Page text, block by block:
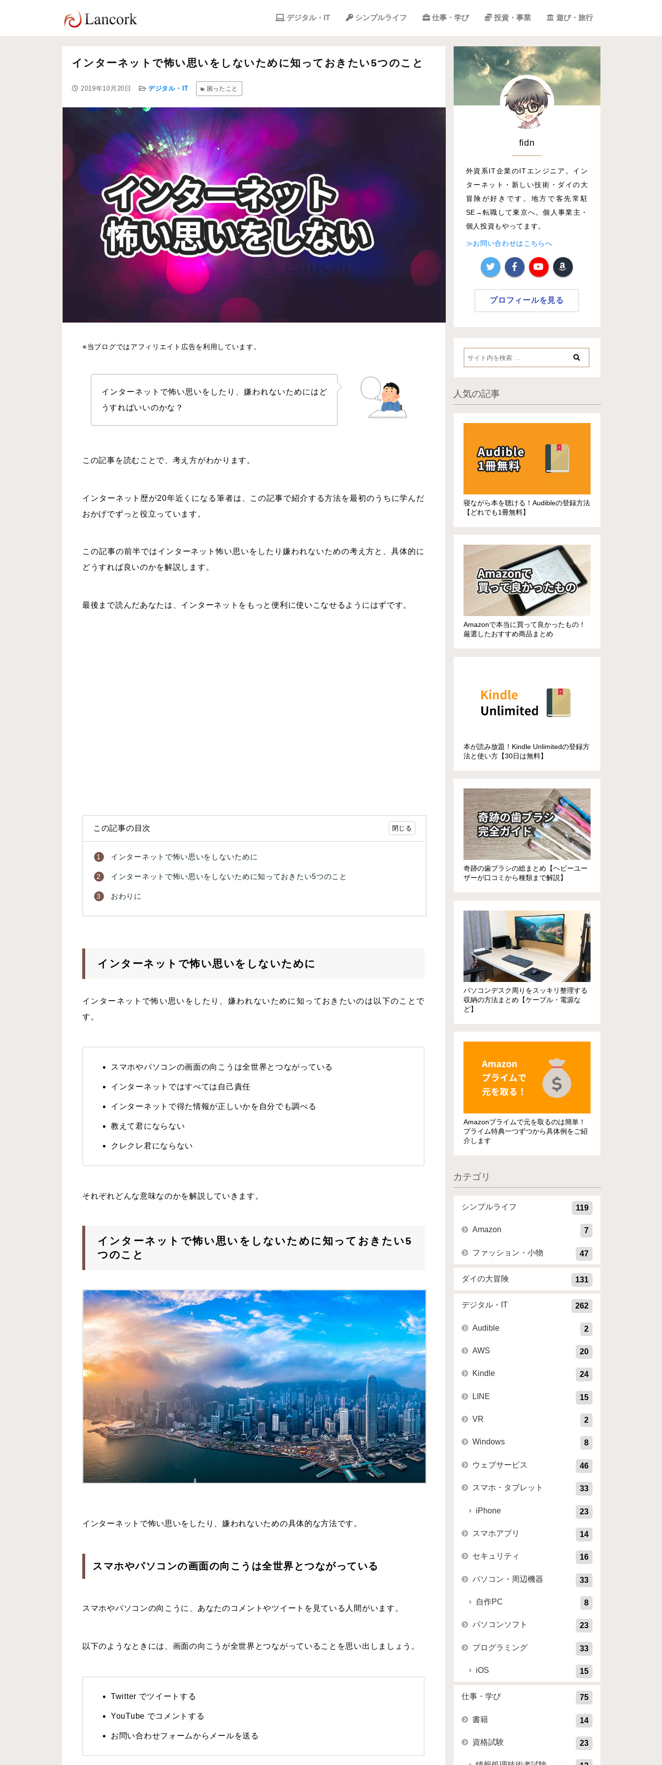
デジタル・IT シンプルライフ 仕事・学び 投資・事業 遊び・旅行
インターネットで怖い思いをしないために知っておきたい5つのこと
2019年10月20日 デジタル・IT 困ったこと
※当ブログではアフィリエイト広告を利用しています。
インターネットで怖い思いをしたり、嫌われないためにはど
うすればいいのかな？
この記事を読むことで、考え方がわかります。
インターネット歴が20年近くになる筆者は、この記事で紹介する方法を最初のうちに学んだ
おかげでずっと役立っています。
この記事の前半ではインターネット怖い思いをしたり嫌われないための考え方と、具体的に
どうすれば良いのかを解説します。
最後まで読んだあなたは、インターネットをもっと便利に使いこなせるようにはずです。
この記事の目次
インターネットで怖い思いをしないために
インターネットで怖い思いをしないために知っておきたい5つのこと
おわりに
インターネットで怖い思いをしないために
インターネットで怖い思いをしたり、嫌われないために知っておきたいのは以下のことで
す。
スマホやパソコンの画面の向こうは全世界とつながっている
インターネットではすべては自己責任
インターネットで得た情報が正しいかを自分でも調べる
教えて君にならない
クレクレ君にならない
それぞれどんな意味なのかを解説していきます。
インターネットで怖い思いをしないために知っておきたい5
つのこと
インターネットで怖い思いをしたり、嫌われないための具体的な方法です。
スマホやパソコンの画面の向こうは全世界とつながっている
スマホやパソコンの向こうに、あなたのコメントやツイートを見ている人間がいます。
以下のようなときには、画面の向こうが全世界とつながっていることを思い出しましょう。
Twitter でツイートする
YouTube でコメントする
お問い合わせフォームからメールを送る
fidn
外資系IT企業のITエンジニア。イン
ターネット・新しい技術・ダイの大
冒険が好きです。地方で客先常駐
SE→転職して東京へ。個人事業主・
個人投資もやってます。
≫お問い合わせはこちらへ
プロフィールを見る
人気の記事
寝ながら本を聴ける！Audibleの登録方法
【どれでも1冊無料】
Amazonで本当に買って良かったもの！
厳選したおすすめ商品まとめ
本が読み放題！Kindle Unlimitedの登録方
法と使い方【30日は無料】
奇跡の歯ブラシの総まとめ【ヘビーユー
ザーが口コミから種類まで解説】
パソコンデスク周りをスッキリ整理する
収納の方法まとめ【ケーブル・電源な
ど】
Amazonプライムで元を取るのは簡単！
プライム特典一つずつから具体例をご紹
介します
カテゴリ
シンプルライフ 119
Amazon 7
ファッション・小物 47
ダイの大冒険 131
デジタル・IT 262
Audible 2
AWS 20
Kindle 24
LINE 15
VR 2
Windows 8
ウェブサービス 46
スマホ・タブレット 33
iPhone 23
スマホアプリ 14
セキュリティ 16
パソコン・周辺機器 33
自作PC 8
パソコンソフト 23
プログラミング 33
iOS 15
仕事・学び 75
書籍 14
資格試験 23